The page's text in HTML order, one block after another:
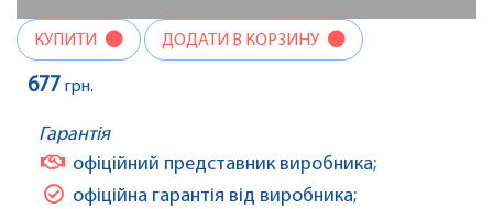
КУПИТИ ДОДАТИ В КОРЗИНУ
677 грн.
Гарантія
офіційний представник виробника;
офіційна гарантія від виробника;